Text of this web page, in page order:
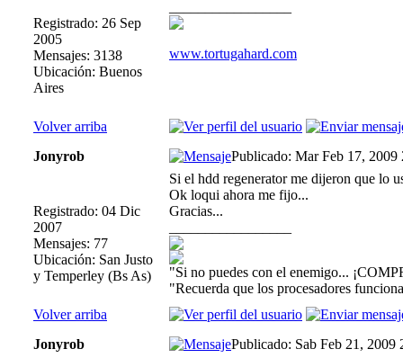
Registrado: 26 Sep
2005
Mensajes: 3138
Ubicación: Buenos
Aires
www.tortugahard.com
Volver arriba
Jonyrob
Publicado: Mar Feb 17, 2009
Registrado: 04 Dic
2007
Mensajes: 77
Ubicación: San Justo
y Temperley (Bs As)
Si el hdd regenerator me dijeron que lo
Ok loqui ahora me fijo...
Gracias...
"Si no puedes con el enemigo...
"Recuerda que los procesadores
Volver arriba
Jonyrob
Publicado: Sab Feb 21, 2009